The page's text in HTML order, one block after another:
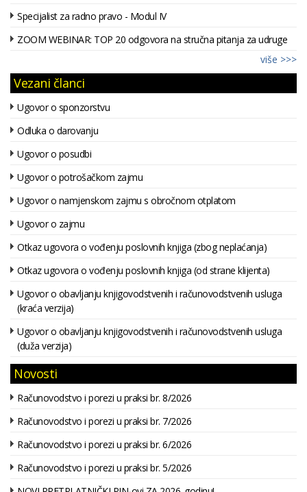
Specijalist za radno pravo - Modul IV
ZOOM WEBINAR: TOP 20 odgovora na stručna pitanja za udruge
više >>>
Vezani članci
Ugovor o sponzorstvu
Odluka o darovanju
Ugovor o posudbi
Ugovor o potrošačkom zajmu
Ugovor o namjenskom zajmu s obročnom otplatom
Ugovor o zajmu
Otkaz ugovora o vođenju poslovnih knjiga (zbog neplaćanja)
Otkaz ugovora o vođenju poslovnih knjiga (od strane klijenta)
Ugovor o obavljanju knjigovodstvenih i računovodstvenih usluga
(kraća verzija)
Ugovor o obavljanju knjigovodstvenih i računovodstvenih usluga
(duža verzija)
Novosti
Računovodstvo i porezi u praksi br. 8/2026
Računovodstvo i porezi u praksi br. 7/2026
Računovodstvo i porezi u praksi br. 6/2026
Računovodstvo i porezi u praksi br. 5/2026